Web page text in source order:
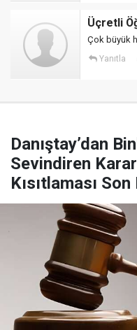
Üçretli
Çok büyük
Yanıtla
Danıştay’dan
Sevindiren
Kısıtlaması